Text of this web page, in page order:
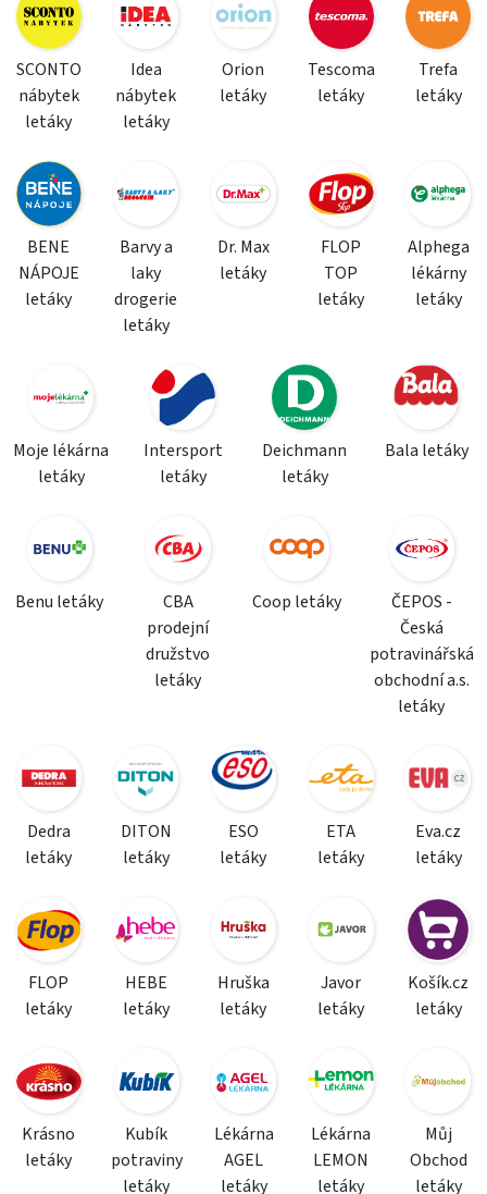
SCONTO
nábytek
letáky
Idea
nábytek
letáky
Orion
letáky
Tescoma
letáky
Trefa
letáky
BENE
NÁPOJE
letáky
Barvy a
laky
drogerie
letáky
Dr. Max
letáky
FLOP
TOP
letáky
Alphega
lékárny
letáky
Moje lékárna
letáky
Intersport
letáky
Deichmann
letáky
Bala letáky
Benu letáky
CBA
prodejní
družstvo
letáky
Coop letáky
ČEPOS -
Česká
potravinářská
obchodní a.s.
letáky
Dedra
letáky
DITON
letáky
ESO
letáky
ETA
letáky
Eva.cz
letáky
FLOP
letáky
HEBE
letáky
Hruška
letáky
Javor
letáky
Košík.cz
letáky
Krásno
letáky
Kubík
potraviny
letáky
Lékárna
AGEL
letáky
Lékárna
LEMON
letáky
Můj
Obchod
letáky